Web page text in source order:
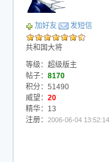
加好友 发短信
共和国大将
等级：超级版主
帖子： 8170
积分：51490
威望： 20
精华：13
注册：
2006-06-04 13:52:14